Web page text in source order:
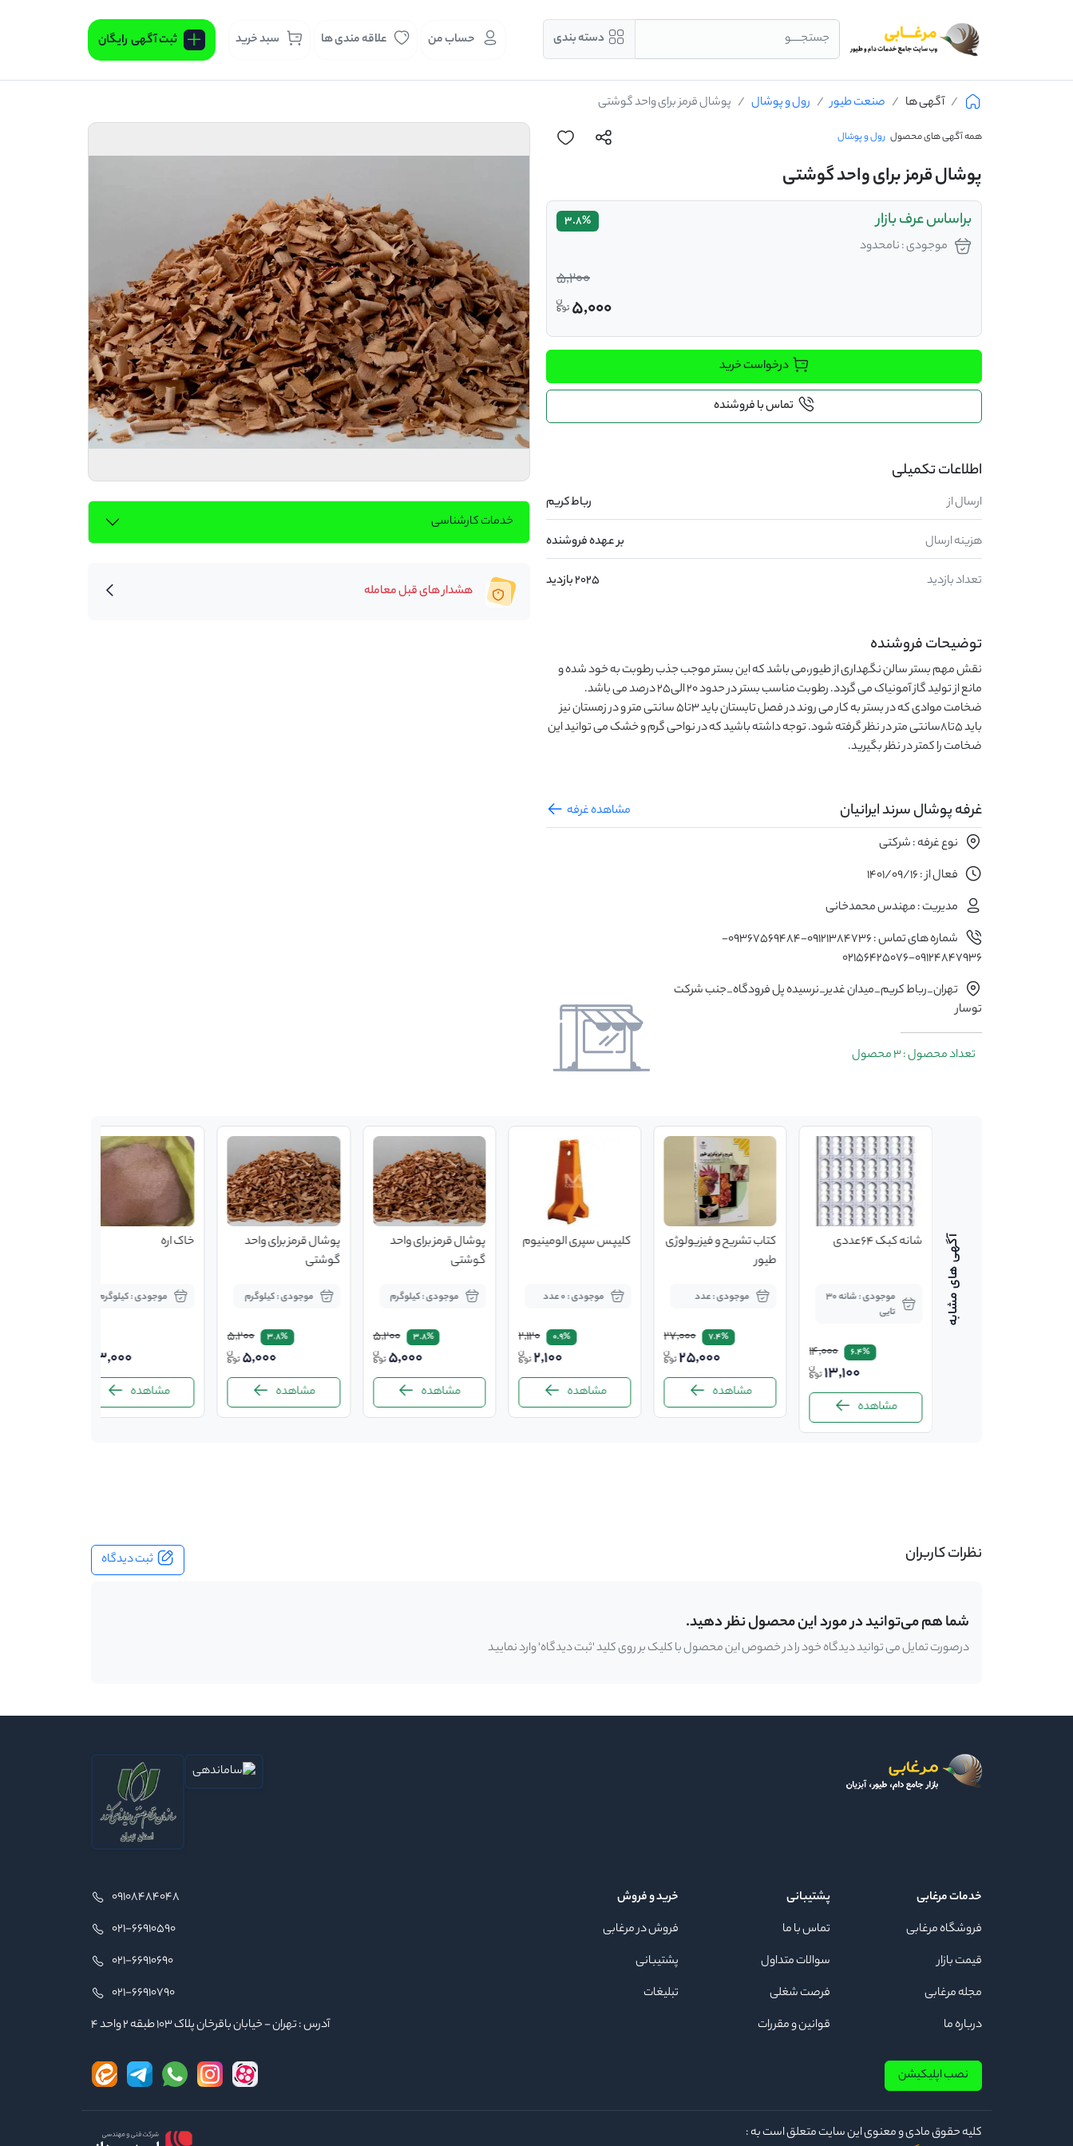
جستجــــو دسته بندی حساب من علاقه مندی ها سبد خرید ثبت آگهی رایگان
آگهی ها صنعت طیور رول و پوشال پوشال قرمز برای واحد گوشتی
همه آگهی های محصول رول و پوشال
پوشال قرمز برای واحد گوشتی
براساس عرف بازار
موجودی : نامحدود
3.8%
5,200
5,000
درخواست خرید
تماس با فروشنده
اطلاعات تکمیلی
ارسال از رباط کریم
هزینه ارسال بر عهده فروشنده
تعداد بازدید 2025 بازدید
توضیحات فروشنده
ضخامت موادی که در بستر به کار می روند در فصل تابستان باید ۳تا۵ سانتی متر و در زمستان نیز
ضخامت را کمتر در نظر بگیرید.
غرفه پوشال سرند ایرانیان
مشاهده غرفه
نوع غرفه : شرکتی
فعال از : 1401/09/16
مدیریت : مهندس محمدخانی
شماره های تماس : 09121384736-09367569484-
09124847936-02156425076
تهران_رباط کریم_میدان غدیر_نرسیده پل فرودگاه_جنب شرکت
توسار
تعداد محصول : 3 محصول
خدمات کارشناسی
هشدار های قبل معامله
شانه کبک 64عددی
موجودی : شانه 30
تایی
6.4%
14,000
13,100
مشاهده
کتاب تشریح و فیزیولوژی
طیور
موجودی : عدد
7.4%
27,000
25,000
مشاهده
کلیپس سپری الومینیوم
موجودی : 0 عدد
0.9%
2,120
2,100
مشاهده
پوشال قرمز برای واحد
گوشتی
موجودی : کیلوگرم
3.8%
5,200
5,000
مشاهده
پوشال قرمز برای واحد
گوشتی
موجودی : کیلوگرم
3.8%
5,200
5,000
مشاهده
خاک اره
موجودی : کیلوگرم
3,000
مشاهده
نظرات کاربران ثبت دیدگاه
شما هم می‌توانید در مورد این محصول نظر دهید.
درصورت تمایل می توانید دیدگاه خود را در خصوص این محصول با کلیک بر روی کلید 'ثبت دیدگاه' وارد نمایید
خدمات مرغابی
فروشگاه مرغابی
قیمت بازار
مجله مرغابی
درباره ما
پشتیبانی
تماس با ما
سوالات متداول
فرصت شغلی
قوانین و مقررات
خرید و فروش
فروش در مرغابی
پشتیبانی
تبلیغات
09108484048
021-66910590
021-66910690
021-66910790
آدرس : تهران - خیابان باقرخان پلاک ۱۰۳ طبقه ۲ واحد ۴
نصب اپلیکیشن
كلیه حقوق مادی و معنوی این سایت متعلق است به :